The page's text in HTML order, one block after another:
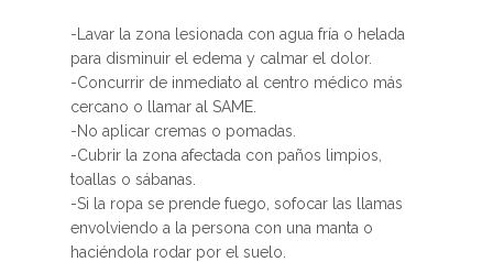
-Lavar la zona lesionada con agua fría o helada
para disminuir el edema y calmar el dolor.
-Concurrir de inmediato al centro médico más
cercano o llamar al SAME.
-No aplicar cremas o pomadas.
-Cubrir la zona afectada con paños limpios,
toallas o sábanas.
-Si la ropa se prende fuego, sofocar las llamas
envolviendo a la persona con una manta o
haciéndola rodar por el suelo.